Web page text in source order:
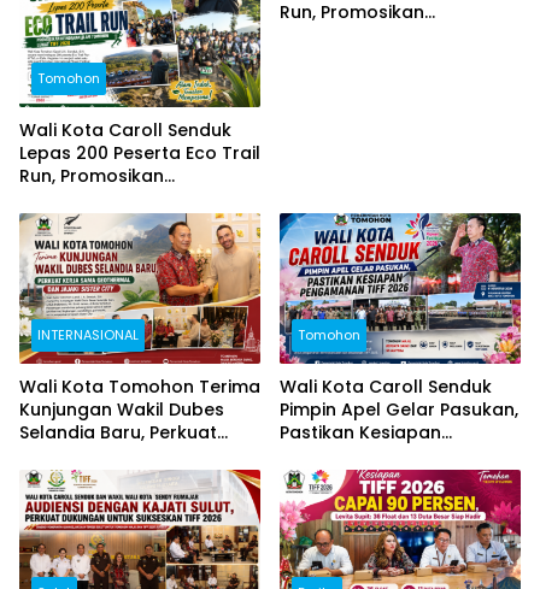
Tomohon
Wali Kota Caroll Senduk
Lepas 200 Peserta Eco Trail
Run, Promosikan
Lewat TIFF 2026
Run, Promosikan
INTERNASIONAL
Wali Kota Tomohon Terima
Kunjungan Wakil Dubes
Selandia Baru, Perkuat
dan Jajaki Sister City
Tomohon
Wali Kota Caroll Senduk
Pimpin Apel Gelar Pasukan,
Pastikan Kesiapan